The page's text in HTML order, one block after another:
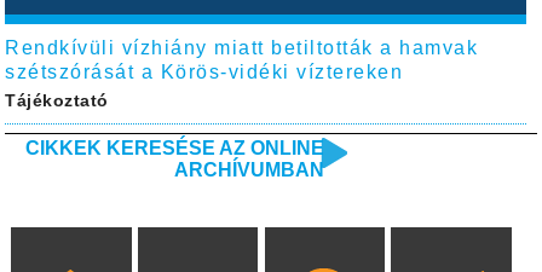
Rendkívüli vízhiány miatt betiltották a hamvak
szétszórását a Körös-vidéki víztereken
Tájékoztató
CIKKEK KERESÉSE AZ ONLINE
ARCHÍVUMBAN